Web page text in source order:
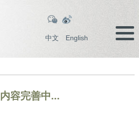
中文 English
内容完善中...